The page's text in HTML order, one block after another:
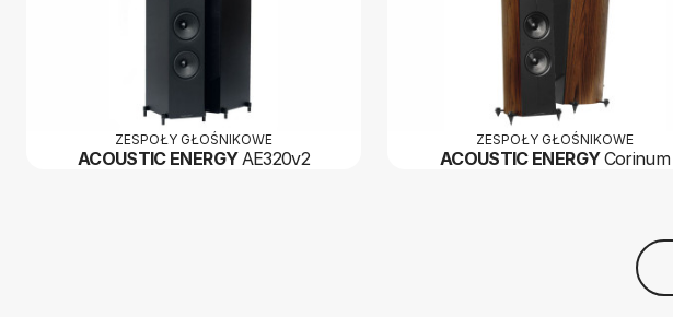
ZESPOŁY GŁOŚNIKOWE
ACOUSTIC ENERGY AE320v2
ZESPOŁY GŁOŚNIKOWE
ACOUSTIC ENERGYCorinum